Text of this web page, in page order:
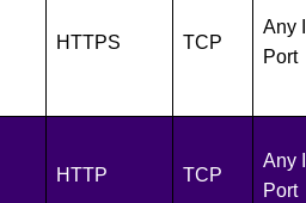
HTTPS TCP
Any
Port
HTTP TCP
Any
Port